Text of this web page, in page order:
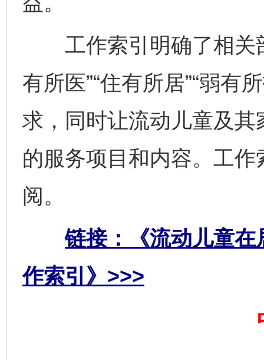
工作索引明确了相关部
有所医”“住有所居”“弱有
求，同时让流动儿童及
的服务项目和内容。工
阅。
链接：《流动儿童
作索引》>>>
一纸欠